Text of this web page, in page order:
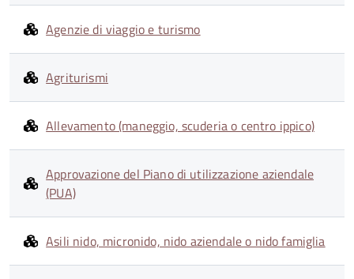
Agenzie di viaggio e turismo
Agriturismi
Allevamento (maneggio, scuderia o centro ippico)
Approvazione del Piano di utilizzazione aziendale
(PUA)
Asili nido, micronido, nido aziendale o nido famiglia